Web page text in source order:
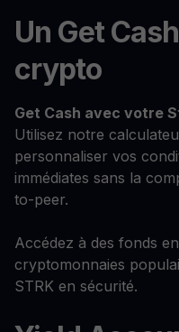
Un Get
crypto
Get Cash avec votre
Utilisez notre
personnaliser vos
immédiates sans la
to-peer.
Accédez à des fonds
cryptomonnaies
STRK en sécurité.